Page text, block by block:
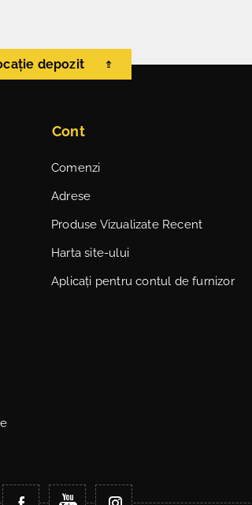
depozit
Cont
Comenzi
Adrese
Produse Vizualizate Recent
Harta site-ului
Aplicați pentru contul de furnizor